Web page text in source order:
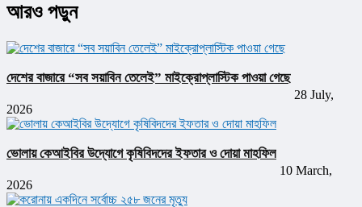
আরও পড়ুন
দেশের বাজারে “সব সয়াবিন তেলেই” মাইক্রোপ্লাস্টিক পাওয়া গেছে
28 July,
2026
ভোলায় কেআইবির উদ্যোগে কৃষিবিদদের ইফতার ও দোয়া মাহফিল
10 March,
2026